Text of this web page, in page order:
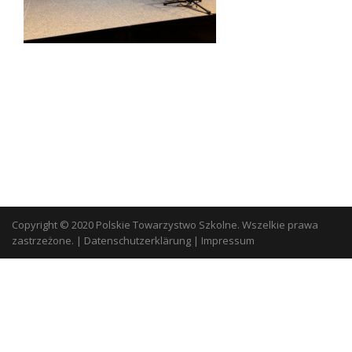
Copyright © 2020 Polskie Towarzystwo Szkolne. Wszelkie prawa
zastrzeżone. | Datenschutzerklärung | Impressum